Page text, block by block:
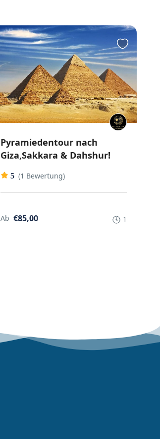
Pyramiedentour nach
Giza,Sakkara & Dahshur!
5 (1 Bewertung)
Ab €85,00 1